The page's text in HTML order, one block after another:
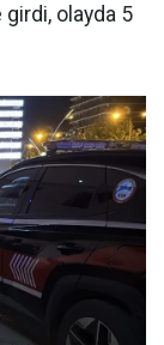
olayda 5